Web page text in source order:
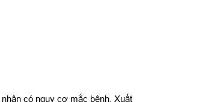
có nguy cơ mắc bệnh. Xuất